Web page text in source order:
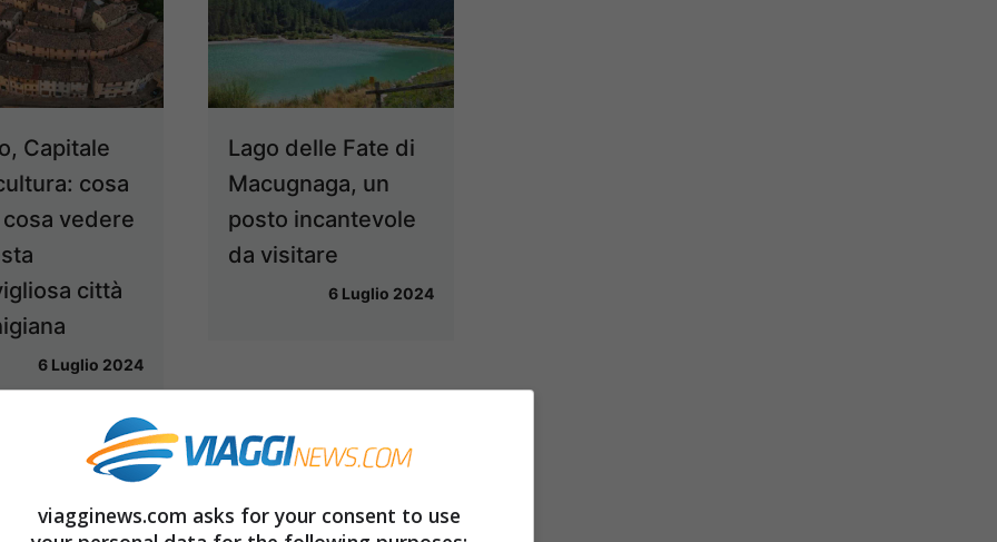
Capitale
cosa
vedere
città
6 Luglio 2024
Lago delle Fate di
Macugnaga, un
posto incantevole
da visitare
6 Luglio 2024
viagginews.com asks for your consent to use